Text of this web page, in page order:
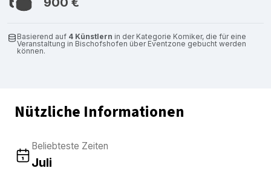
Basierend auf 4 Künstlern in der Kategorie Komiker, die für eine
Veranstaltung in Bischofshofen über Eventzone gebucht werden
können.
Nützliche Informationen
Beliebteste Zeiten
Juli